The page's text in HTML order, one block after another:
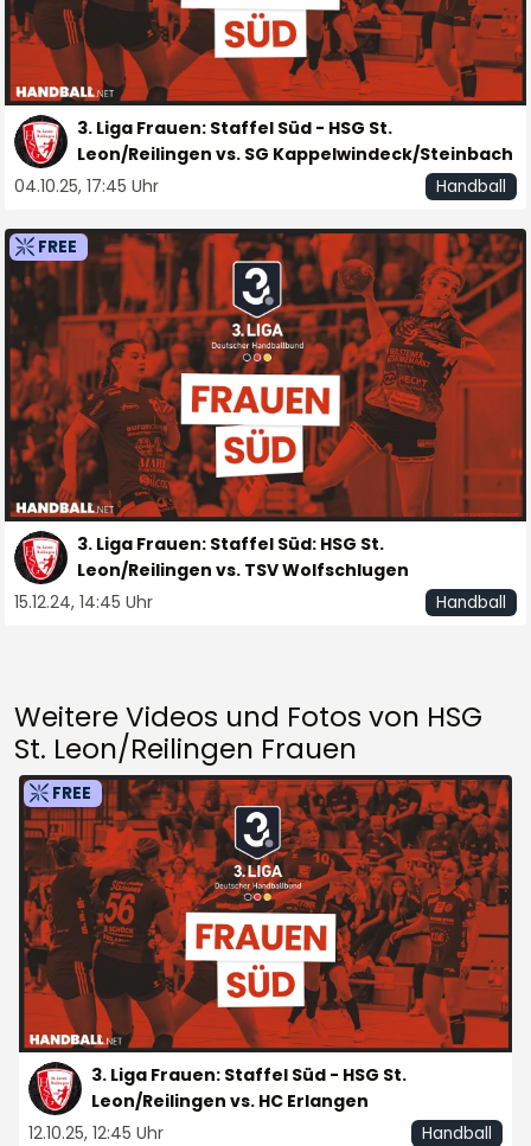
3. Liga Frauen: Staffel Süd - HSG St.
Leon/Reilingen vs. SG Kappelwindeck/Steinbach
04.10.25, 17:45 Uhr
Handball
FREE
3. Liga Frauen: Staffel Süd: HSG St.
Leon/Reilingen vs. TSV Wolfschlugen
15.12.24, 14:45 Uhr
Handball
Weitere Videos und Fotos von HSG
St. Leon/Reilingen Frauen
FREE
3. Liga Frauen: Staffel Süd - HSG St.
Leon/Reilingen vs. HC Erlangen
12.10.25, 12:45 Uhr
Handball